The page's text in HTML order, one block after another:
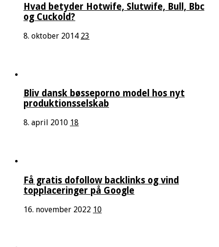
Hvad betyder Hotwife, Slutwife, Bull, Bbc
og Cuckold?
8. oktober 2014 23
Bliv dansk bøsseporno model hos nyt
produktionsselskab
8. april 2010 18
Få gratis dofollow backlinks og vind
topplaceringer på Google
16. november 2022 10